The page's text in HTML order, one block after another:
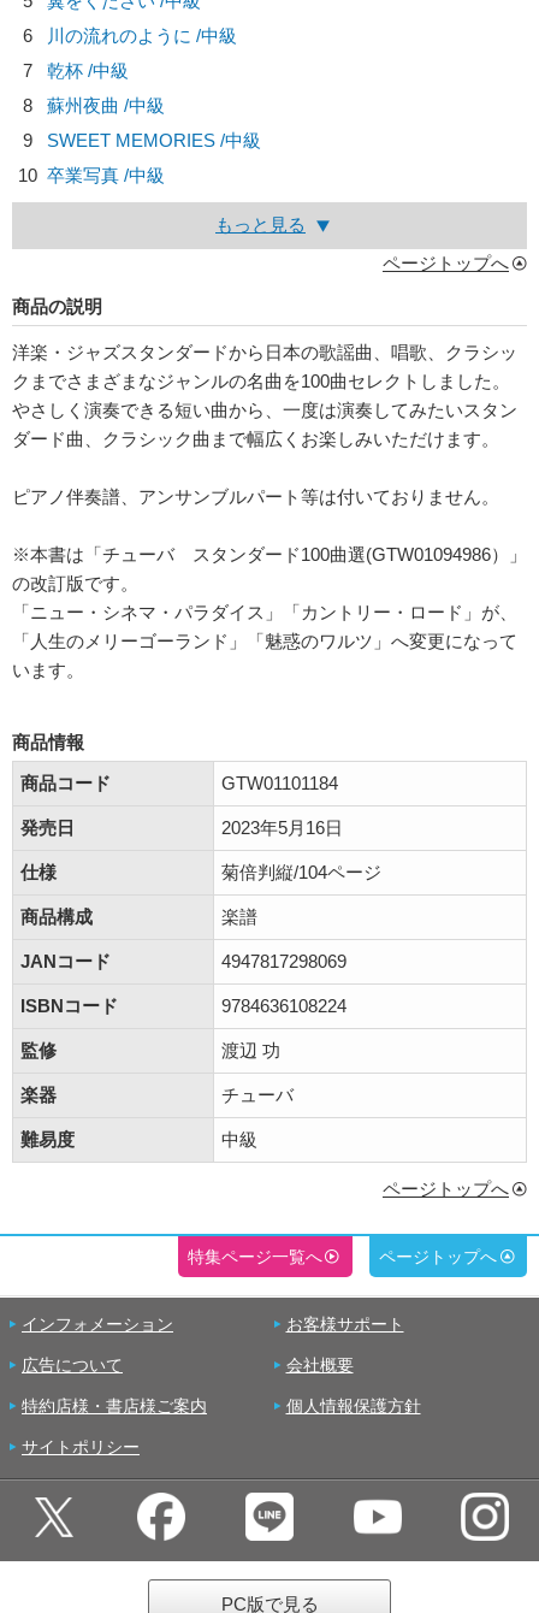
6
川の流れのように /中級
7
乾杯 /中級
8
蘇州夜曲 /中級
9
SWEET MEMORIES /中級
10 卒業写真 /中級
もっと見る
ページトップへ
商品の説明
洋楽・ジャズスタンダードから日本の歌謡曲、唱歌、クラシッ
クまでさまざまなジャンルの名曲を100曲セレクトしました。
やさしく演奏できる短い曲から、一度は演奏してみたいスタン
ダード曲、クラシック曲まで幅広くお楽しみいただけます。
ピアノ伴奏譜、アンサンブルパート等は付いておりません。
※本書は「チューバ スタンダード100曲選(GTW01094986）」
の改訂版です。
「ニュー・シネマ・パラダイス」「カントリー・ロード」が、
「人生のメリーゴーランド」「魅惑のワルツ」へ変更になって
います。
商品情報
商品コード
GTW01101184
発売日 2023年5月16日
仕様 菊倍判縦/104ページ
商品構成 楽譜
JANコード 4947817298069
ISBNコード 9784636108224
監修 渡辺 功
楽器 チューバ
難易度 中級
ページトップへ
特集ページ一覧へ ページトップへ
インフォメーション お客様サポート
広告について 会社概要
特約店様・書店様ご案内 個人情報保護方針
サイトポリシー
PC版で見る